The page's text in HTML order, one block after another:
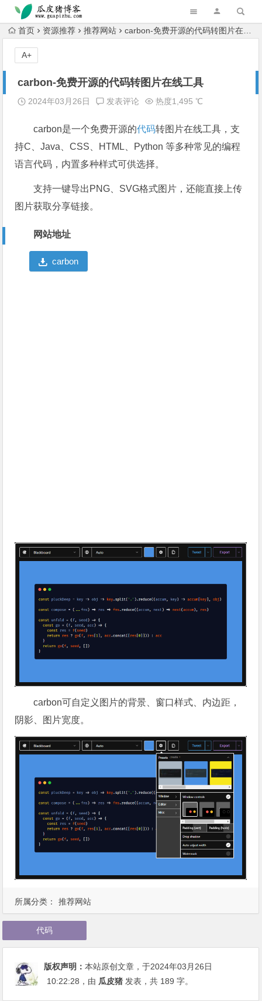
跳转到主内容
首页 资源推荐 推荐网站 carbon-免费开源的代码转图片在线工具
carbon-免费开源的代码转图片在线工具
2024年03月26日 发表评论 热度1,495 ℃
carbon是一个免费开源的代码转图片在线工具，支
持C、Java、CSS、HTML、Python 等多种常见的编程
语言代码，内置多种样式可供选择。
支持一键导出PNG、SVG格式图片，还能直接上传
图片获取分享链接。
网站地址
carbon
carbon可自定义图片的背景、窗口样式、内边距，
阴影、图片宽度。
A+
所属分类： 推荐网站
代码
版权声明：本站原创文章，于2024年03月26日
10:22:28 ，由 瓜皮猪 发表，共 189 字。